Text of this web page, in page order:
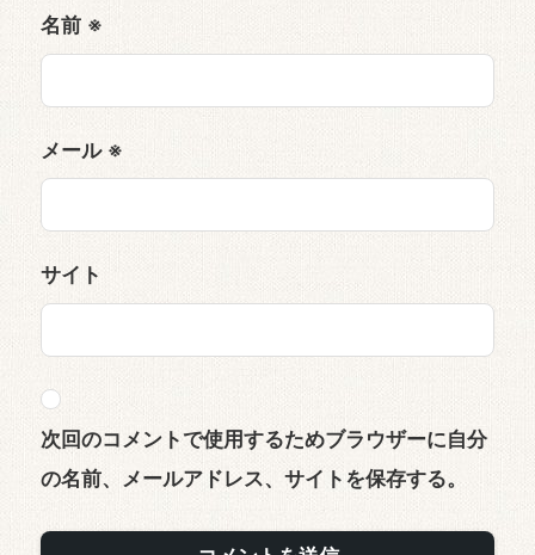
名前 ※
メール ※
サイト
次回のコメントで使用するためブラウザーに自分
の名前、メールアドレス、サイトを保存する。